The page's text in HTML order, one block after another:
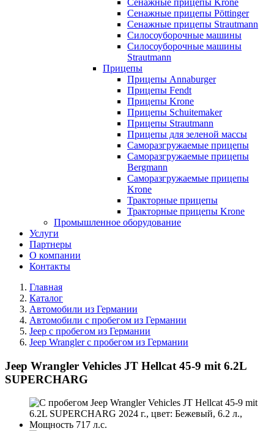
Сенажные прицепы Krone
Сенажные прицепы Pöttinger
Сенажные прицепы Strautmann
Силосоуборочные машины
Силосоуборочные машины
Strautmann
Прицепы
Прицепы Annaburger
Прицепы Fendt
Прицепы Krone
Прицепы Schuitemaker
Прицепы Strautmann
Прицепы для зеленой массы
Саморазгружаемые прицепы
Саморазгружаемые прицепы
Bergmann
Саморазгружаемые прицепы
Krone
Тракторные прицепы
Тракторные прицепы Krone
Промышленное оборудование
Услуги
Партнеры
О компании
Контакты
Главная
Каталог
Автомобили из Германии
Автомобили с пробегом из Германии
Jeep с пробегом из Германии
Jeep Wrangler с пробегом из Германии
Jeep Wrangler Vehicles JT Hellcat 45-9 mit 6.2L
SUPERCHARG